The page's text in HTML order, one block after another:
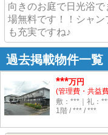
向きのお庭で日光浴
場無料です！！シャ
も充実ですね♪
過去掲載物件一覧
***万円
(管理費・共益
敷：***｜礼：
1階 / *** / ***